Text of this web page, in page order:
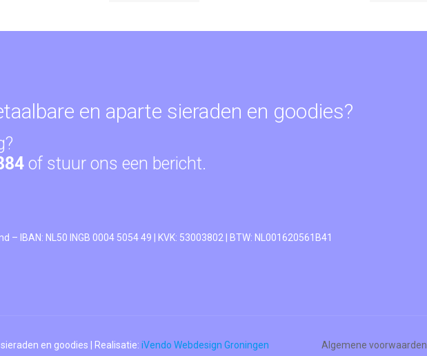
en aparte sieraden en goodies?
of stuur ons een bericht.
– IBAN: NL50 INGB 0004 5054 49 | KVK: 53003802 | BTW: NL001620561B41
en goodies | Realisatie: iVendo Webdesign Groningen Algemene voorwaarden